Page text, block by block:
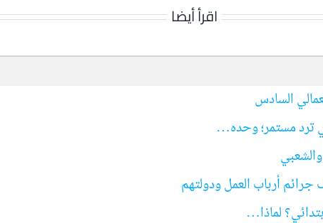
اقرأ أيضا
السادس
ترد مستمر؛ وحده…
أرباب العمل ودولتهم
لماذا…